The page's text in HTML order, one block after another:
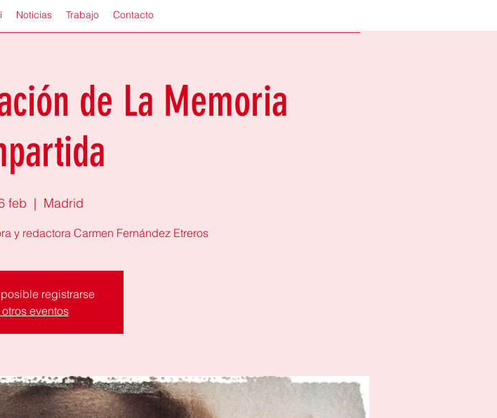
Noticias Trabajo Contacto
de La Memoria
feb
  |
Madrid
y redactora Carmen Fernández Etreros
registrarse
eventos